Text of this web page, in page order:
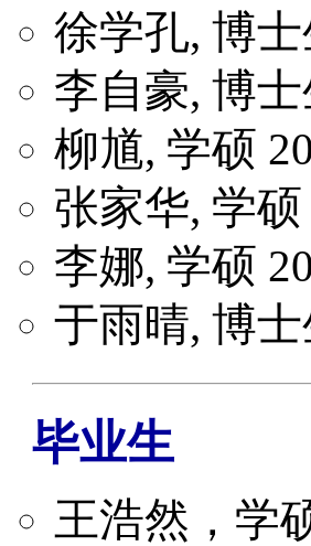
徐学孔, 博士
李自豪, 博士
柳馗, 学硕
张家华, 学硕
李娜, 学硕
于雨晴, 博士
毕业生
王浩然，学